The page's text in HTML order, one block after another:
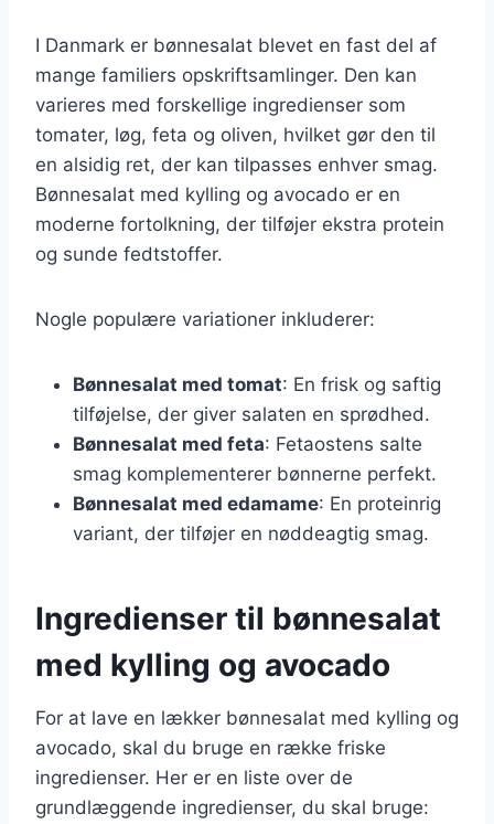
I Danmark er bønnesalat blevet en fast del af
mange familiers opskriftsamlinger. Den kan
varieres med forskellige ingredienser som
tomater, løg, feta og oliven, hvilket gør den til
en alsidig ret, der kan tilpasses enhver smag.
Bønnesalat med kylling og avocado er en
moderne fortolkning, der tilføjer ekstra protein
og sunde fedtstoffer.
Nogle populære variationer inkluderer:
Bønnesalat med tomat: En frisk og saftig
tilføjelse, der giver salaten en sprødhed.
Bønnesalat med feta: Fetaostens salte
smag komplementerer bønnerne perfekt.
Bønnesalat med edamame: En proteinrig
variant, der tilføjer en nøddeagtig smag.
Ingredienser til bønnesalat
med kylling og avocado
For at lave en lækker bønnesalat med kylling og
avocado, skal du bruge en række friske
ingredienser. Her er en liste over de
grundlæggende ingredienser, du skal bruge: